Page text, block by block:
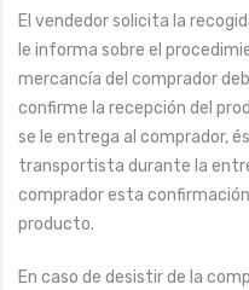
El vendedor solicita la
le informa sobre el
mercancía del comprador
confirme la recepción del
se le entrega al comprador,
transportista durante la
comprador esta confirmación
producto.
En caso de desistir de la